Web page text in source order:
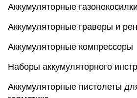
Аккумуляторные
Аккумуляторные граверы и
Аккумуляторные компрессоры
Наборы аккумуляторного
Аккумуляторные пистолеты